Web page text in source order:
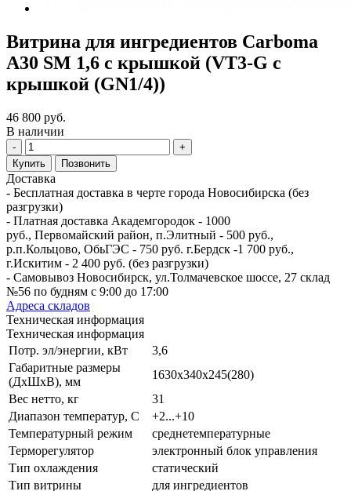
Витрина для ингредиентов Carboma
A30 SM 1,6 с крышкой (VT3-G с
крышкой (GN1/4))
46 800 руб.
В наличии
-
+
Купить
Позвонить
Доставка
- Бесплатная доставка в черте города Новосибирска (без
разгрузки)
- Платная доставка Академгородок - 1000
руб., Первомайский район, п.Элитный - 500 руб.,
р.п.Кольцово, ОбьГЭС - 750 руб. г.Бердск -1 700 руб.,
г.Искитим - 2 400 руб. (без разгрузки)
- Самовывоз Новосибирск, ул.Толмачевское шоссе, 27 склад
№56 по будням с 9:00 до 17:00
Адреса складов
Техническая информация
Техническая информация
Потр. эл/энергии, кВт
3,6
Габаритные размеры
(ДхШхВ), мм
1630х340х245(280)
Вес нетто, кг
31
Диапазон температур, C
+2...+10
Температурный режим
среднетемпературные
Терморегулятор
электронный блок управления
Тип охлаждения
статический
Тип витрины
для ингредиентов